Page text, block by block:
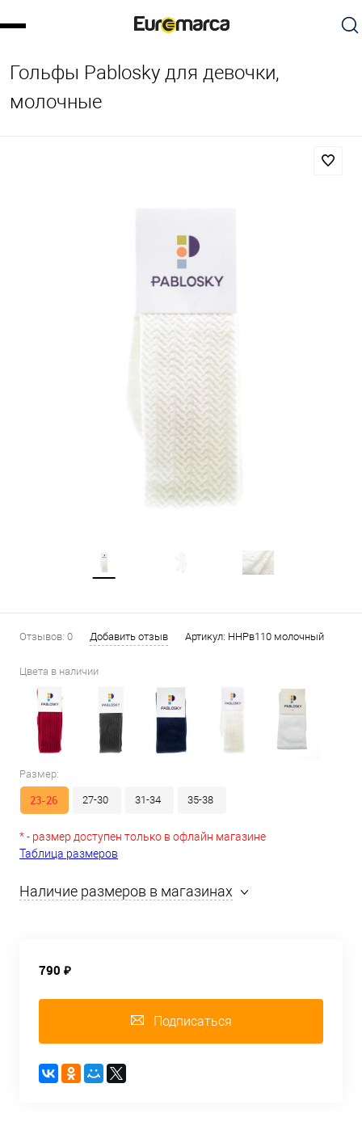
Гольфы Pablosky для девочки,
молочные
Отзывов: 0 Добавить отзыв Артикул: ННРв110 молочный
Цвета в наличии
Размер:
23-26 27-30 31-34 35-38
* - размер доступен только в офлайн магазине
Таблица размеров
Наличие размеров в магазинах
790 ₽
Подписаться